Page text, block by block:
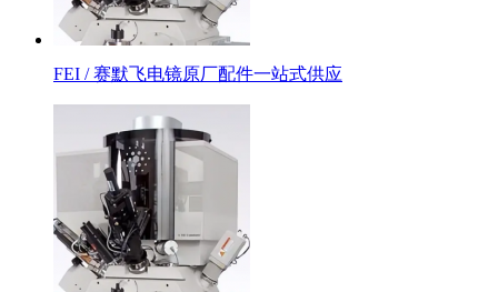
FEI / 赛默飞电镜原厂配件一站式供应